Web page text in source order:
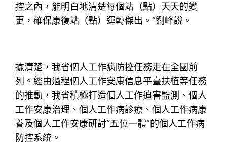
控之內，能明白地清楚每個站（點）天天的變
更，確保康復站（點）運轉傑出。”劉峰說。
據清楚，我省個人工作病防控任務走在全國前
列。經由過程個人工作安康信息平臺扶植等任務
的推動，我省積極打造個人工作迫害監測、個人
工作安康治理、個人工作病診療、個人工作病康
養及個人工作安康研討“五位一體”的個人工作病
防控系統。